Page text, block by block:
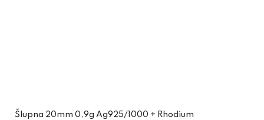
Šlupna 20mm 0,9g Ag925/1000 + Rhodium